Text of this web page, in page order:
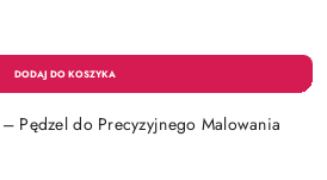
Pędzel do Precyzyjnego Malowania